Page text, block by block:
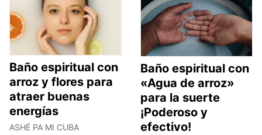
Baño espiritual con
arroz y flores para
atraer buenas
energías
ASHÉ PA MI CUBA
Baño espiritual con
«Agua de arroz»
para la suerte
¡Poderoso y
efectivo!